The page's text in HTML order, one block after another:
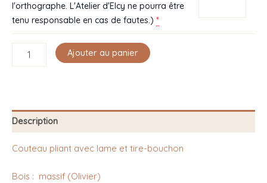
l'orthographe. L'Atelier d'Elcy ne pourra être
tenu responsable en cas de fautes.) *
Ajouter au panier
Description
Couteau pliant avec lame et tire-bouchon
Bois : massif (Olivier)